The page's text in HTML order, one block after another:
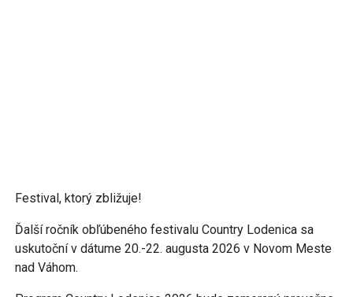
Festival, ktorý zbližuje!
Ďalší ročník obľúbeného festivalu Country Lodenica sa
uskutoční v dátume 20.-22. augusta 2026 v Novom Meste
nad Váhom.